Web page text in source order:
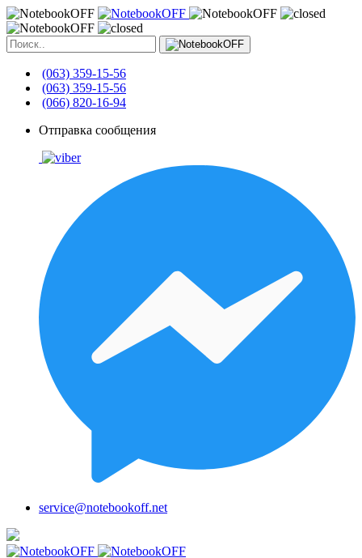
(063) 359-15-56
(063) 359-15-56
(066) 820-16-94
Отправка сообщения
service@notebookoff.net